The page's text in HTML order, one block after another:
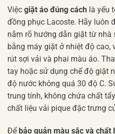
Việc giặt áo đúng cách là yếu
đồng phục Lacoste. Hãy luôn
nắm rõ hướng dẫn giặt từ nhà
bằng máy giặt ở nhiệt độ cao,
rút sợi vải và phai màu áo.
tay hoặc sử dụng chế độ giặt
độ nước không quá 30 độ C.
trung tính, không chứa chất
chất liệu vải pique đặc trưng
Đểbảo quản màu sắc và chất